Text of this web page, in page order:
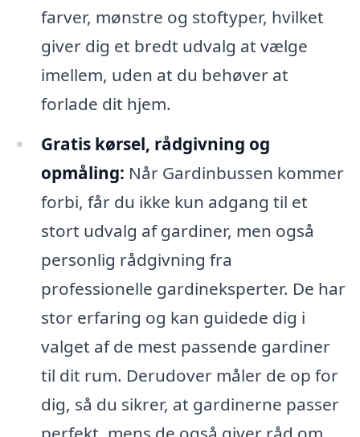
farver, mønstre og stoftyper, hvilket
giver dig et bredt udvalg at vælge
imellem, uden at du behøver at
forlade dit hjem.
Gratis kørsel, rådgivning og
opmåling: Når Gardinbussen kommer
forbi, får du ikke kun adgang til et
stort udvalg af gardiner, men også
personlig rådgivning fra
professionelle gardineksperter. De har
stor erfaring og kan guidede dig i
valget af de mest passende gardiner
til dit rum. Derudover måler de op for
dig, så du sikrer, at gardinerne passer